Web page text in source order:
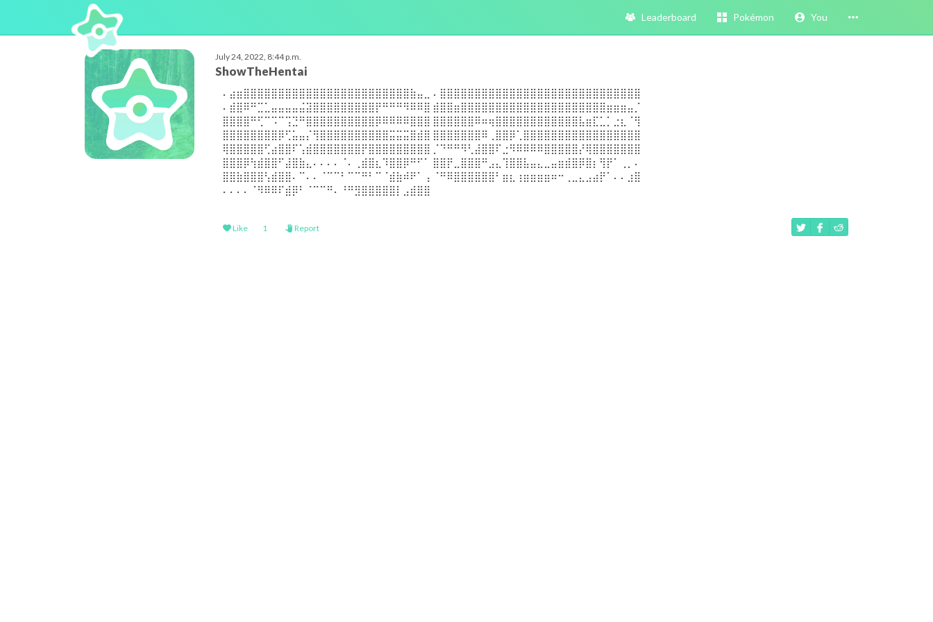
Leaderboard Pokémon You
July 24, 2022, 8:44 p.m.
ShowTheHentai
⠄⣴⣶⣿⣿⣿⣿⣿⣿⣿⣿⣿⣿⣿⣿⣿⣿⣿⣿⣿⣿⣿⣿⣿⣿⣿⣿⣷⣤⣀ ⠄⣿⣿⣿⣿⣿⣿⣿⣿⣿⣿⣿⣿⣿⣿⣿⣿⣿⣿⣿⣿⣿⣿⣿⣿⣿⣿⣿⣿⣿
⠄⣾⣿⠿⠛⣉⣁⣤⣤⣤⣤⣬⣽⣿⣿⣿⣿⣿⣿⣿⣿⣿⡟⠛⠛⠛⠻⠿⠿⣿ ⣾⣿⣿⣶⣿⣿⣿⣿⣿⣿⣿⣿⣿⣿⣿⣿⣿⣿⣿⣿⣿⣿⣿⣿⣿⣶⣶⣶⣤⡈
⣿⣿⣿⣿⠛⢋⠉⠩⠉⢩⣙⠛⣿⣿⣿⣿⣿⣿⣿⣿⣿⣿⡿⠿⠿⠿⠿⣿⣿⣿ ⣿⣿⣿⣿⣿⣿⠿⠶⢶⣿⣿⣿⣿⣿⣿⣿⣿⣿⣿⣿⣿⣧⣶⣏⣁⡁⣐⣆⠈⢻
⣿⣿⣿⣿⣿⣿⣿⣿⡿⢋⣥⣤⡌⢻⣿⣿⣿⣿⣿⣿⣿⣿⣿⣿⣭⣭⣭⣿⣾⣿ ⣿⣿⣿⣿⣿⣿⣿⠿⢀⣿⣿⡿⢁⣿⣿⣿⣿⣿⣿⣿⣿⣿⣿⣿⣿⣿⣿⣿⣿⣿
⢿⣿⣿⣿⣿⣿⢋⣴⣿⣿⠏⢡⣾⣿⣿⣿⣿⣿⣿⣿⡟⣿⣿⣿⣿⣿⣿⣿⣿⣿ ⡈⠙⠛⠛⠻⢃⣼⣿⣿⠏⣐⠻⠿⠿⠿⠿⣿⣿⣿⣿⣿⡜⢿⣿⣿⣿⣿⣿⣿⣿
⣿⣿⣿⡿⢳⣾⣿⣿⠋⣼⣿⣷⣄⠄⠄⠄⠄⠈⠄⢀⣾⣿⣆⠹⣿⣿⡿⠛⠋⠁ ⣿⣿⡟⣀⣿⣿⣿⠛⣠⣄⢹⣿⣿⣧⣤⣄⣀⣤⣶⣾⣿⡿⣿⡆⢻⡟⠁⢀⡀⠄
⣿⣿⣷⣿⣿⣿⢣⣾⣿⣿⠄⠉⠄⠄⠈⠉⠉⠃⠉⠉⠛⠃⠉⠈⣾⣷⠾⠟⠁⢠ ⠈⠛⠿⣿⣿⣿⣿⣿⣿⠃⣶⣆⢰⣶⣶⣶⣶⠶⠒⢀⣀⣄⣠⣴⡟⠁⠄⠄⣰⣿
⠄⠄⠄⠄⠈⠻⠿⠿⠏⣾⡿⠃⠈⠉⠉⠛⠄⠘⠛⣻⣿⣿⣿⣿⣿⡇⣠⣾⣿⣿
Like 1 Report